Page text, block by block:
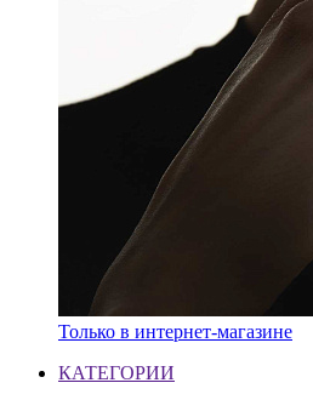
Только в интернет-магазине
КАТЕГОРИИ